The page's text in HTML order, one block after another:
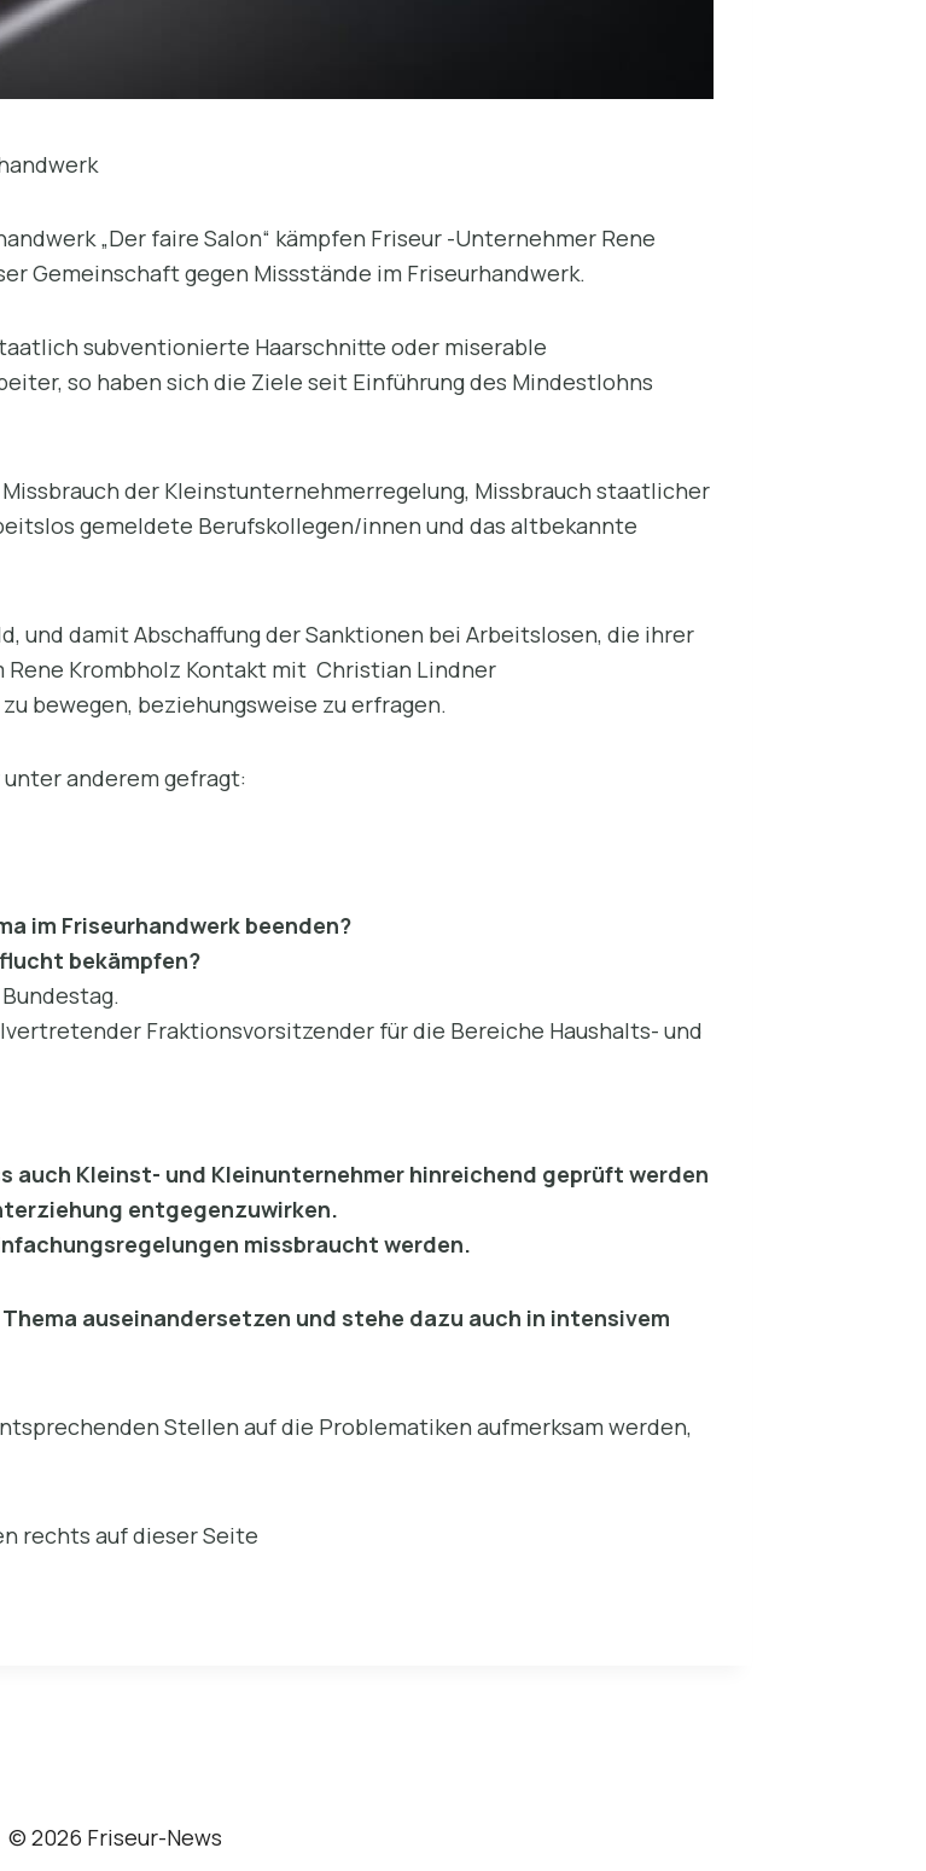
„Der faire Salon“ kämpfen Friseur -Unternehmer Rene
Gemeinschaft gegen Missstände im Friseurhandwerk.
subventionierte Haarschnitte oder miserable
so haben sich die Ziele seit Einführung des Mindestlohns
der Kleinstunternehmerregelung, Missbrauch staatlicher
gemeldete Berufskollegen/innen und das altbekannte
und damit Abschaffung der Sanktionen bei Arbeitslosen, die ihrer
Krombholz Kontakt mit Christian Lindner
bewegen, beziehungsweise zu erfragen.
anderem gefragt:
im Friseurhandwerk beenden?
bekämpfen?
Fraktionsvorsitzender für die Bereiche Haushalts- und
auch Kleinst- und Kleinunternehmer hinreichend geprüft werden
entgegenzuwirken.
missbraucht werden.
auseinandersetzen und stehe dazu auch in intensivem
Stellen auf die Problematiken aufmerksam werden,
rechts auf dieser Seite
© 2026 Friseur-News